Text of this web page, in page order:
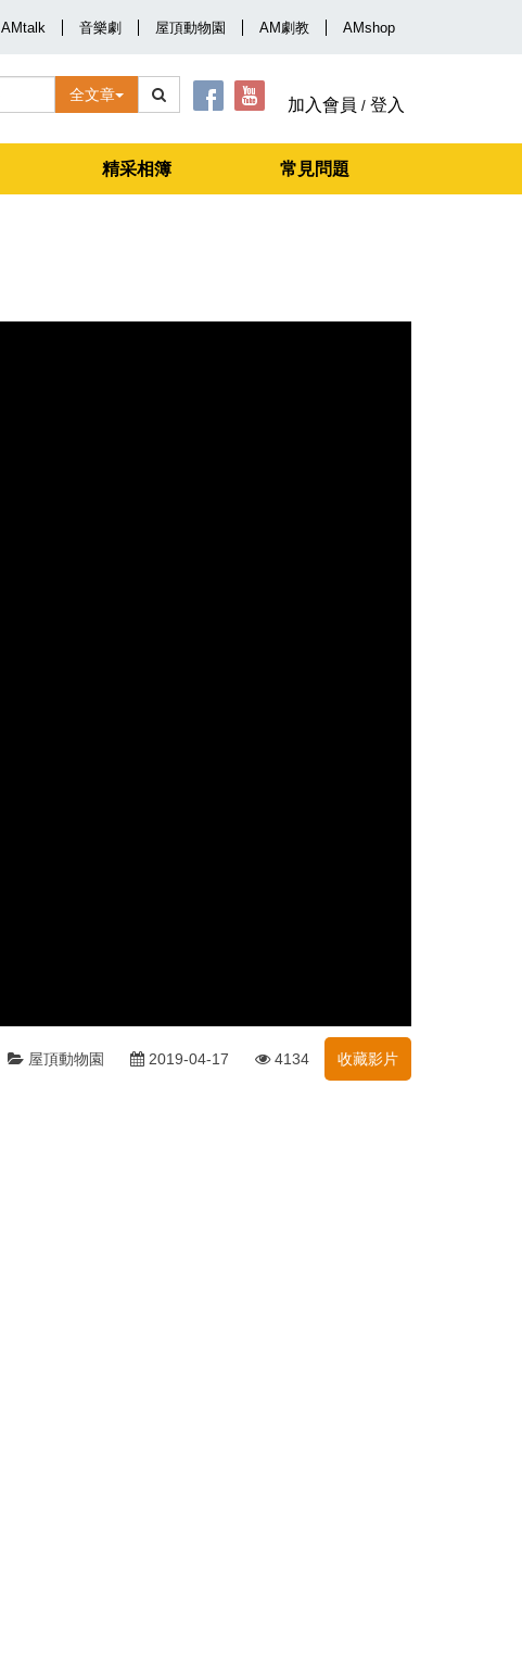
AMtalk 音樂劇 屋頂動物園 AM劇教 AMshop
全文章
加入會員 / 登入
精采相簿 常見問題
屋頂動物園 2019-04-17 4134 收藏影片